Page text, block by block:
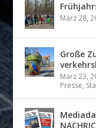
März 28,
Große
März 23,
Presse,